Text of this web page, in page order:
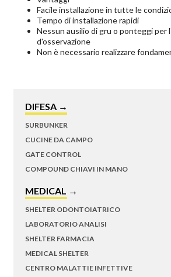
Facile installazione in tutte le
Tempo di installazione rapidi
Nessun ausilio di gru o ponteggi per
d'osservazione
Non è necessario realizzare
DIFESA →
SURBUNKER
CUCINE DA CAMPO
GATE CONTROL
COMPOUND CHIAVI IN MANO
MEDICAL →
SHELTER ODONTOIATRICO
LABORATORIO ANALISI
SHELTER FARMACIA
MEDICAL SHELTER
CENTRO MALATTIE INFETTIVE